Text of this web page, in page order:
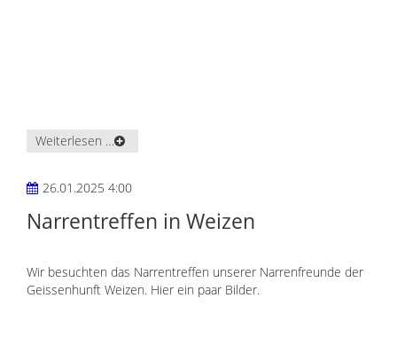
Weiterlesen …
26.01.2025 4:00
Narrentreffen in Weizen
Wir besuchten das Narrentreffen unserer Narrenfreunde der
Geissenhunft Weizen. Hier ein paar Bilder.